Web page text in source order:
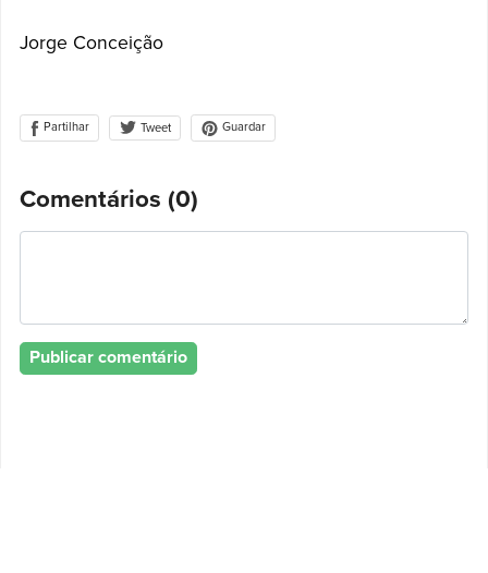
Jorge Conceição
Partilhar Tweet Guardar
Comentários (0)
Publicar comentário